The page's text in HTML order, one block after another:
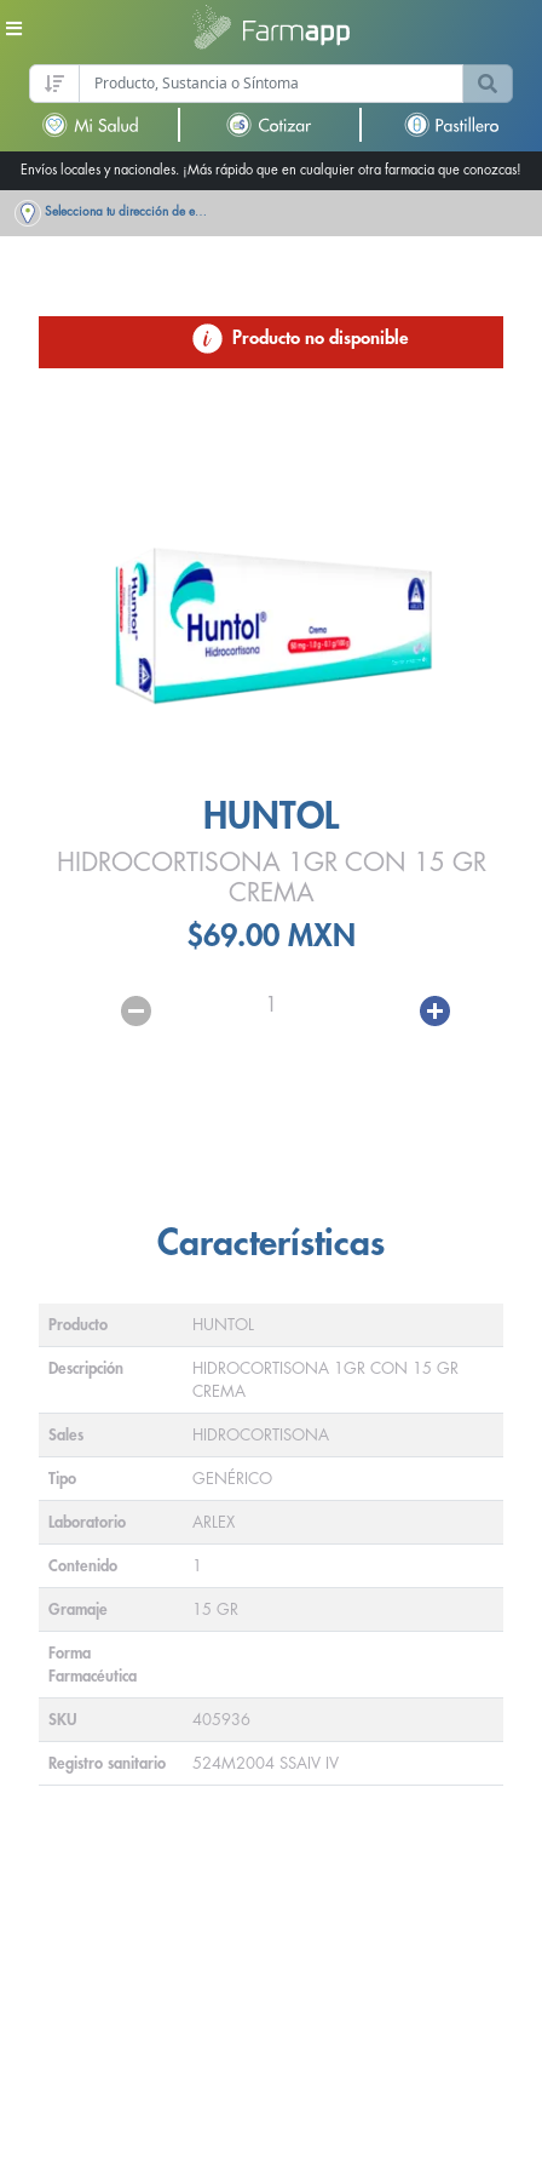
Envíos locales y nacionales. ¡Más rápido que en cualquier otra farmacia que conozcas!
Selecciona tu dirección de entrega
Producto no disponible
HUNTOL
HIDROCORTISONA 1GR CON 15 GR
CREMA
$69.00 MXN
1
Características
Producto HUNTOL
Descripción
HIDROCORTISONA 1GR CON 15 GR
CREMA
Sales HIDROCORTISONA
Tipo GENÉRICO
Laboratorio ARLEX
Contenido 1
Gramaje 15 GR
Forma
Farmacéutica
SKU 405936
Registro sanitario 524M2004 SSAIV IV